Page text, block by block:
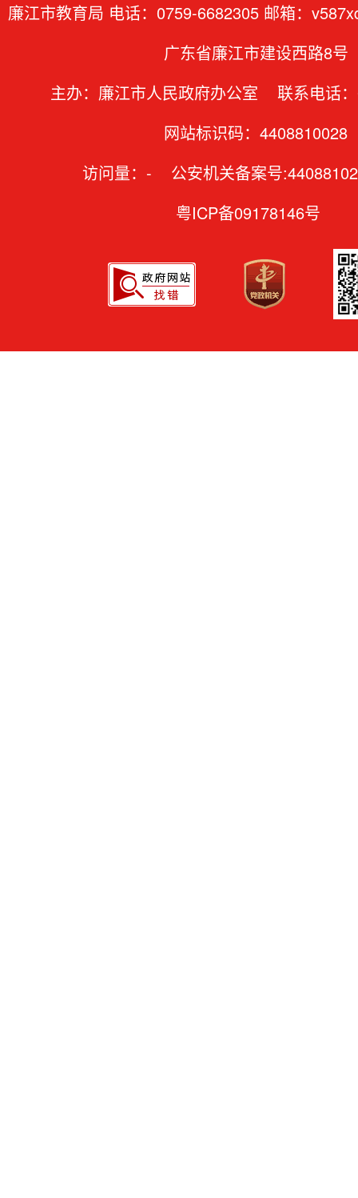
廉江市教育局 电话：0759-6682305 邮箱：
广东省廉江市建设西路8号
主办：廉江市人民政府办公室 联系电话
网站标识码：4408810028
访问量： - 公安机关备案号
粤ICP备09178146号